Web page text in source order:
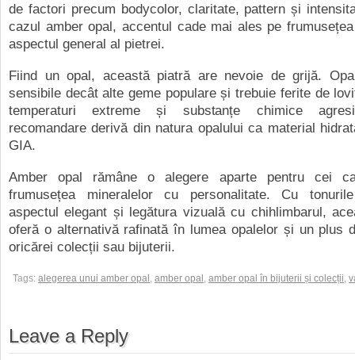
de factori precum bodycolor, claritate, pattern și
cazul amber opal, accentul cade mai ales pe
aspectul general al pietrei.
Fiind un opal, această piatră are nevoie de grijă.
sensibile decât alte geme populare și trebuie ferite de
temperaturi extreme și substanțe chimice
recomandare derivă din natura opalului ca material
GIA.
Amber opal rămâne o alegere aparte pentru cei
frumusețea mineralelor cu personalitate. Cu
aspectul elegant și legătura vizuală cu chihlimbarul,
oferă o alternativă rafinată în lumea opalelor și un plus
oricărei colecții sau bijuterii.
Tags: alegerea unui amber opal , amber opal , amber opal în bijuterii și colecții,
Leave a Reply